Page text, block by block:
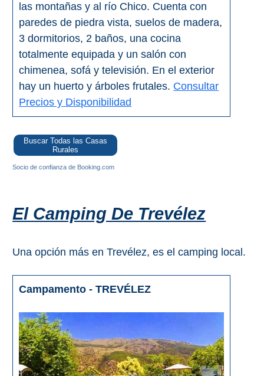
las montañas y al río Chico. Cuenta con
paredes de piedra vista, suelos de madera,
3 dormitorios, 2 baños, una cocina
totalmente equipada y un salón con
chimenea, sofá y televisión. En el exterior
hay un huerto y árboles frutales. Consultar
Precios y Disponibilidad
Buscar Todas las Casas
Rurales
Socio de confianza de Booking.com
El Camping De Trevélez
Una opción más en Trevélez, es el camping local.
Campamento - TREVÉLEZ